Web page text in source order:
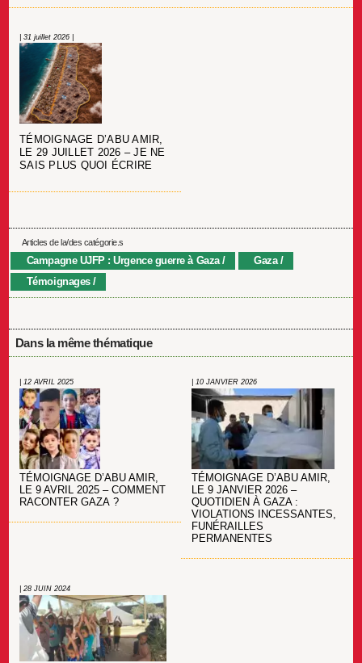
| 31 juillet 2026 |
TÉMOIGNAGE D’ABU AMIR,
LE 29 JUILLET 2026 – JE NE
SAIS PLUS QUOI ÉCRIRE
Articles de la/des catégorie.s
Campagne UJFP : Urgence guerre à Gaza
Gaza
Témoignages
Dans la même thématique
| 12 AVRIL 2025
TÉMOIGNAGE D’ABU AMIR,
LE 9 AVRIL 2025 – COMMENT
RACONTER GAZA ?
| 10 JANVIER 2026
TÉMOIGNAGE D’ABU AMIR,
LE 9 JANVIER 2026 –
QUOTIDIEN À GAZA :
VIOLATIONS INCESSANTES,
FUNÉRAILLES
PERMANENTES
| 28 JUIN 2024